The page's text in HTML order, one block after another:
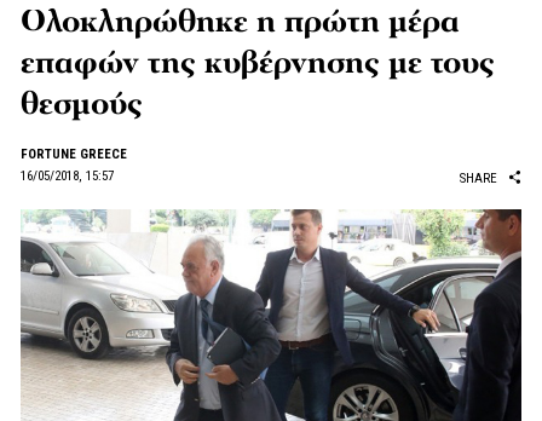
Ολοκληρώθηκε η πρώτη μέρα
επαφών της κυβέρνησης με τους
θεσμούς
FORTUNE GREECE
16/05/2018, 15:57
SHARE